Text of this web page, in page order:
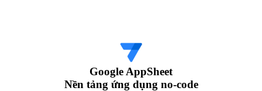
Google AppSheet
Nền tảng ứng dụng no-code